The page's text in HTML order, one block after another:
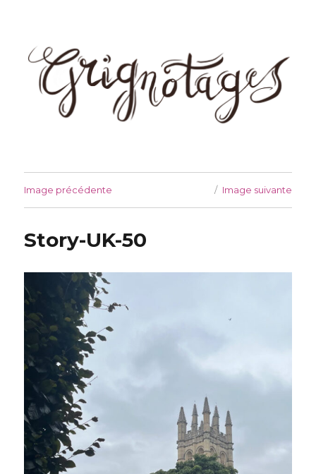
Image précédente Image suivante
Story-UK-50